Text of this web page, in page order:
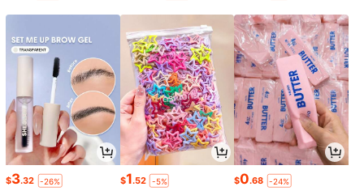
$3.32 -26% $1.52 -5% $0.68 -24%